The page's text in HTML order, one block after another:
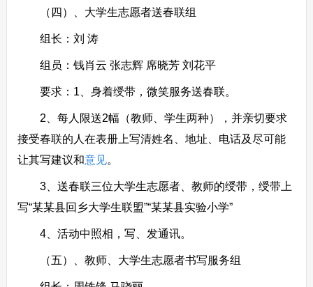
（四）、大学生志愿者送春联组
组长：刘 涛
组员：钱肖云 张志辉 席晓芳 刘花平
要求：1、身着绶带，微笑服务送春联。
2、每人限送2幅（教师、学生两种），并亲切要求
接受春联的人在表册上写清姓名、地址、电话及尽可能
让其写建议和意见。
3、送春联三位大学生志愿者、教师的绶带，绶带上
写“某某县回乡大学生联盟”“某某县实验小学”
4、活动中照相，写、发通讯。
（五）、教师、大学生志愿者书写服务组